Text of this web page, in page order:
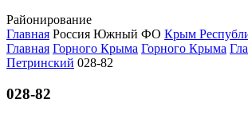
Районирование
Главная Россия Южный ФО Крым
Главная Горного Крыма Горного Крыма
Петринский 028-82
028-82